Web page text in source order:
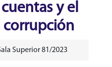
y el
corrupción
Superior 81/2023